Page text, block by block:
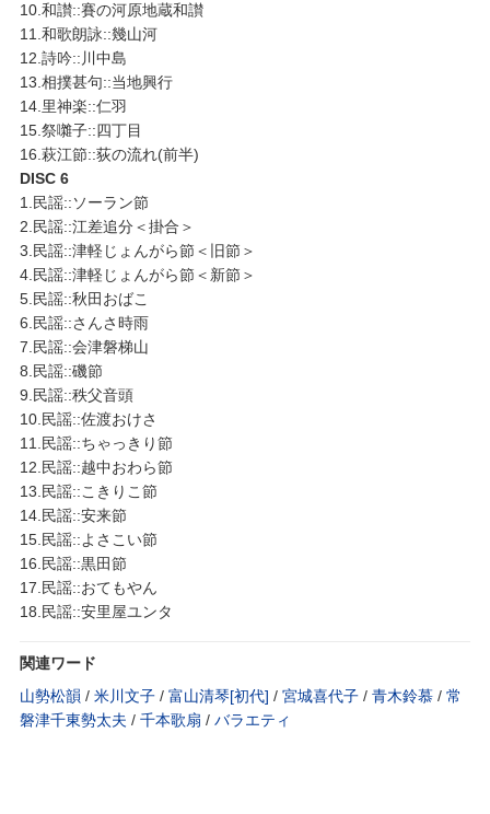
10.和讃::賽の河原地蔵和讃
11.和歌朗詠::幾山河
12.詩吟::川中島
13.相撲甚句::当地興行
14.里神楽::仁羽
15.祭囃子::四丁目
16.萩江節::荻の流れ(前半)
DISC 6
1.民謡::ソーラン節
2.民謡::江差追分＜掛合＞
3.民謡::津軽じょんがら節＜旧節＞
4.民謡::津軽じょんがら節＜新節＞
5.民謡::秋田おばこ
6.民謡::さんさ時雨
7.民謡::会津磐梯山
8.民謡::磯節
9.民謡::秩父音頭
10.民謡::佐渡おけさ
11.民謡::ちゃっきり節
12.民謡::越中おわら節
13.民謡::こきりこ節
14.民謡::安来節
15.民謡::よさこい節
16.民謡::黒田節
17.民謡::おてもやん
18.民謡::安里屋ユンタ
関連ワード
山勢松韻 / 米川文子 / 富山清琴[初代] / 宮城喜代子 / 青木鈴慕 / 常
磐津千東勢太夫 / 千本歌扇 / バラエティ